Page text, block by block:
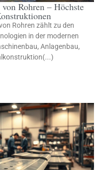
Rohren – Höchste
Rohren zählt zu den
in der modernen
Anlagenbau,